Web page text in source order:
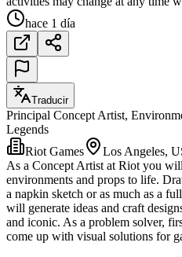
hace 1 día
Traducir
Principal Concept Artist,
Legends
Riot Games
Los Angeles,
As a Concept Artist at Riot you
environments and props to life.
a napkin sketch or as much as a
will generate ideas and craft
and iconic. As a problem solver,
come up with visual solutions for